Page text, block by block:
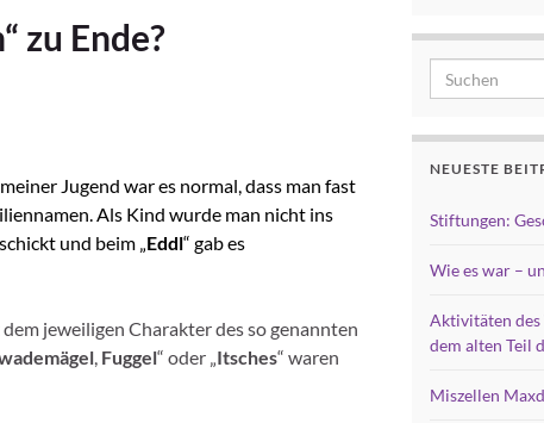
zu Ende?
Jugend war es normal, dass man fast
Als Kind wurde man nicht ins
und beim „Eddl“ gab es
jeweiligen Charakter des so genannten
, Fuggel“ oder „Itsches“ waren
Search for:
NEUESTE
Stiftungen:
Wie es war –
Aktivitäten
dem alten Teil
Miszellen